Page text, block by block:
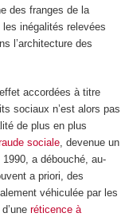
des franges de la
inégalités relevées
l’architecture des
accordées à titre
sociaux n’est alors pas
de plus en plus
sociale, devenue un
a débouché, au-
a priori, des
véhiculée par les
réticence à